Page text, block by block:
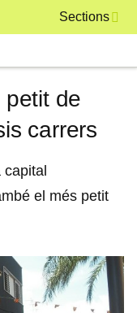
Sections
petit de
carrers
el més petit